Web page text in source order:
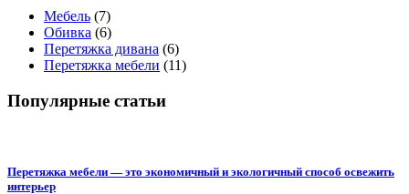
Мебель (7)
Обивка (6)
Перетяжка дивана (6)
Перетяжка мебели (11)
Популярные статьи
Перетяжка мебели — это экономичный и экологичный способ освежить
интерьер